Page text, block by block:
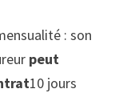
: son
peut
10 jours